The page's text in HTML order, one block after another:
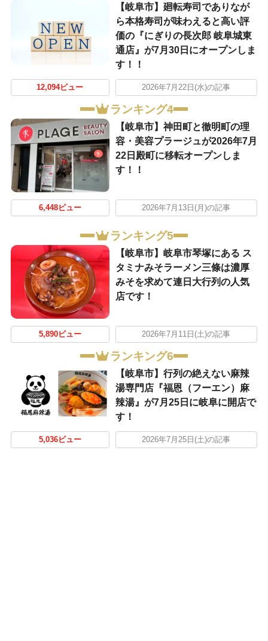
【岐阜市】廻転寿司でありなが
ら本格寿司が味わえると高い評
価の『にぎりの長次郎 岐阜城東
通店』が7月30日にオープンしま
す！！
12,094ビュー 2026年7月22日(水)の記事
ランキング4
【岐阜市】神田町と徹明町の理
容・美容プラージュが2026年7月
22日殿町に移転オープンしま
す！！
6,448ビュー 2026年7月13日(月)の記事
ランキング5
【岐阜市】岐阜市琴塚にある ス
タミナみそラーメン三條は濃厚
みそを求めて連日大行列の人気
店です！
5,890ビュー 2026年7月11日(土)の記事
ランキング6
【岐阜市】行列の絶えない麻辣
湯専門店『福恩（フーエン）麻
辣湯』が7月25日に岐阜に開店で
す！
5,036ビュー 2026年7月25日(土)の記事